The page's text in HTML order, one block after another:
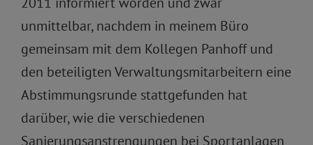
unmittelbar, nachdem in meinem Büro
gemeinsam mit dem Kollegen Panhoff und
den beteiligten Verwaltungsmitarbeitern eine
Abstimmungsrunde stattgefunden hat
darüber, wie die verschiedenen
Sanierungsanstrengungen bei Sportanlagen